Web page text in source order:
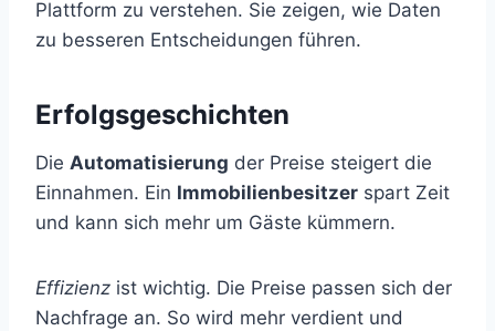
Plattform zu verstehen. Sie zeigen, wie Daten
zu besseren Entscheidungen führen.
Erfolgsgeschichten
Die Automatisierung der Preise steigert die
Einnahmen. Ein Immobilienbesitzer spart Zeit
und kann sich mehr um Gäste kümmern.
Effizienz ist wichtig. Die Preise passen sich der
Nachfrage an. So wird mehr verdient und